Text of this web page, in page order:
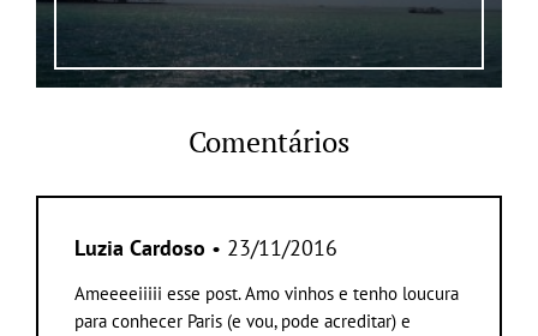
Comentários
Luzia Cardoso • 23/11/2016
Ameeeeiiiii esse post. Amo vinhos e tenho loucura
para conhecer Paris (e vou, pode acreditar) e